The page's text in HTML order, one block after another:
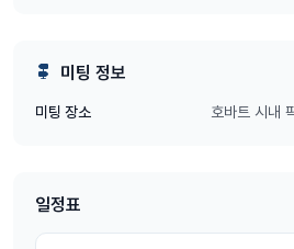
출발장소: 호바트 시내 고객님 머무시는 숙
미팅 정보
미팅 장소 호바트 시내
일정표